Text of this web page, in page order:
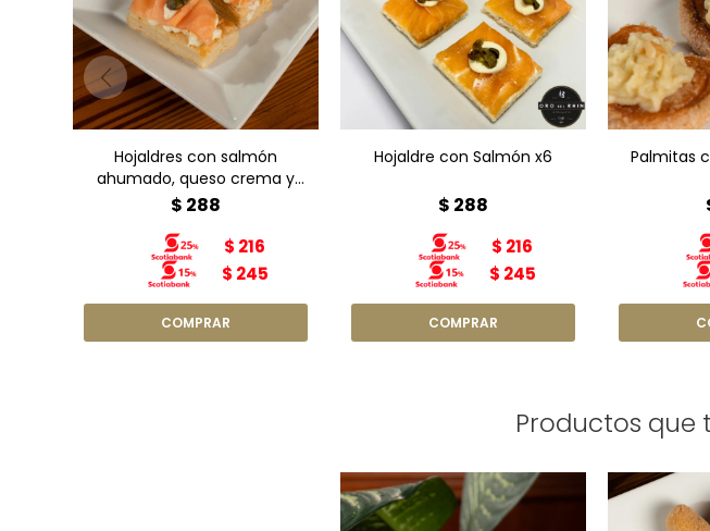
ahumado, queso crema y
alcaparra x6
Hojaldres con salmón
ahumado, queso crema y
alcaparra x6
$ 288
$ 216
$ 245
Con salmón, queso crema
y alcaparra
Hojaldre con Salmón x6
$ 288
$ 216
$ 245
Palmitas
Palmitas
Productos que